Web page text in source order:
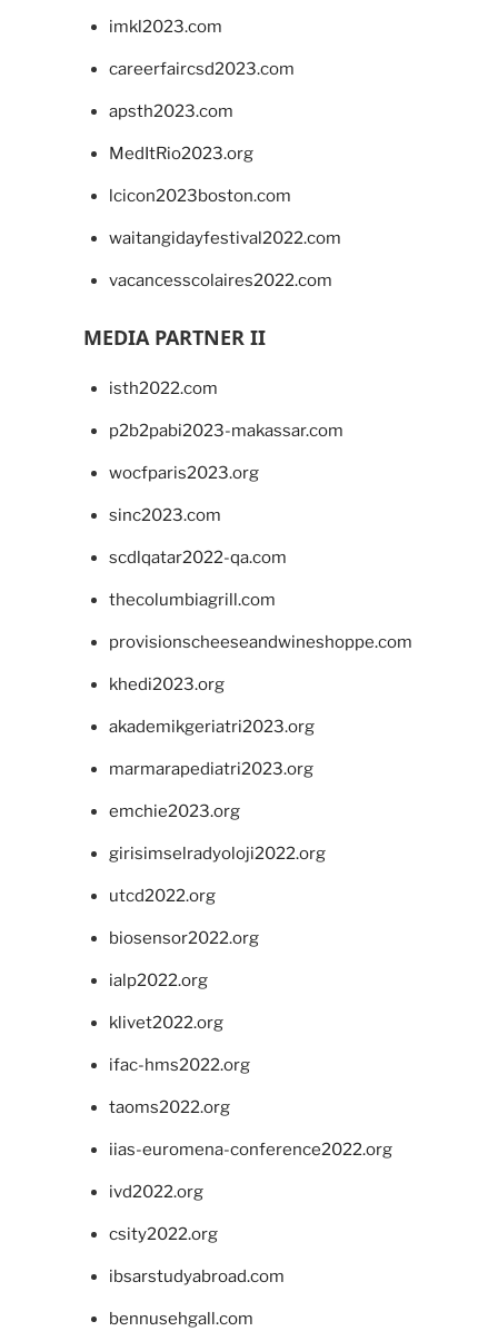
imkl2023.com
careerfaircsd2023.com
apsth2023.com
MedItRio2023.org
lcicon2023boston.com
waitangidayfestival2022.com
vacancesscolaires2022.com
MEDIA PARTNER II
isth2022.com
p2b2pabi2023-makassar.com
wocfparis2023.org
sinc2023.com
scdlqatar2022-qa.com
thecolumbiagrill.com
provisionscheeseandwineshoppe.com
khedi2023.org
akademikgeriatri2023.org
marmarapediatri2023.org
emchie2023.org
girisimselradyoloji2022.org
utcd2022.org
biosensor2022.org
ialp2022.org
klivet2022.org
ifac-hms2022.org
taoms2022.org
iias-euromena-conference2022.org
ivd2022.org
csity2022.org
ibsarstudyabroad.com
bennusehgall.com